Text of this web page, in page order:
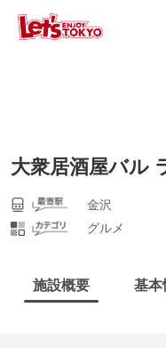
大衆居酒屋バル
金沢
グルメ
施設概要 基本